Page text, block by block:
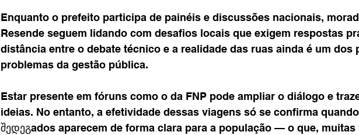
Enquanto o prefeito participa de painéis e discussões nacionais,
Resende seguem lidando com desafios locais que exigem respostas
distância entre o debate técnico e a realidade das ruas ainda é um dos
problemas da gestão pública.
Estar presente em fóruns como o da FNP pode ampliar o diálogo e
ideias. No entanto, a efetividade dessas viagens só se confirma
შედეგados aparecem de forma clara para a população — o que, muitas